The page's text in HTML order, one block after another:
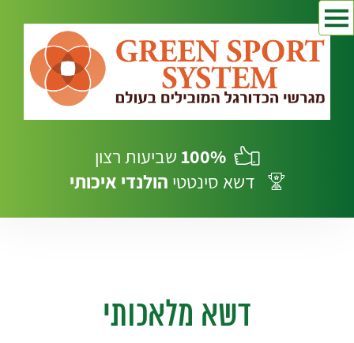
100% שביעות רצון
דשא סינטטי הולנדי איכותי
דשא מלאכותי